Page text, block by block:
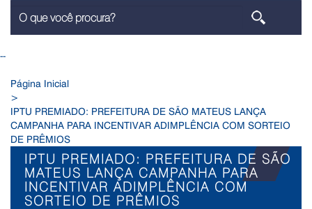
--
Página Inicial
>
IPTU PREMIADO: PREFEITURA DE SÃO MATEUS LANÇA
CAMPANHA PARA INCENTIVAR ADIMPLÊNCIA COM SORTEIO
DE PRÊMIOS
IPTU PREMIADO: PREFEITURA DE SÃO
MATEUS LANÇA CAMPANHA PARA
INCENTIVAR ADIMPLÊNCIA COM
SORTEIO DE PRÊMIOS